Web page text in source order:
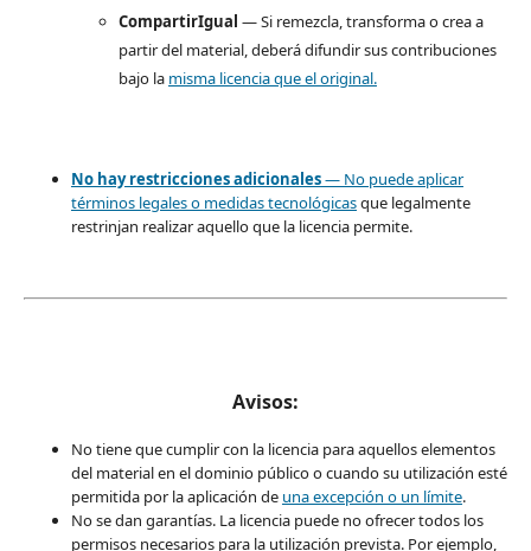
CompartirIgual — Si remezcla, transforma o crea a
partir del material, deberá difundir sus contribuciones
bajo la misma licencia que el original.
No hay restricciones adicionales— No puede aplicar
términos legales o medidas tecnológicasque legalmente
restrinjan realizar aquello que la licencia permite.
Avisos:
No tiene que cumplir con la licencia para aquellos elementos
del material en el dominio público o cuando su utilización esté
permitida por la aplicación de una excepción o un límite.
No se dan garantías. La licencia puede no ofrecer todos los
permisos necesarios para la utilización prevista. Por ejemplo,